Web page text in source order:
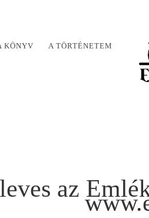
KÖNYV A TÖRTÉNETEM
az